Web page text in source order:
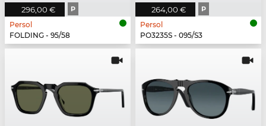
296,00 € P
Persol
FOLDING - 95/58
264,00 € P
Persol
PO3235S - 095/S3